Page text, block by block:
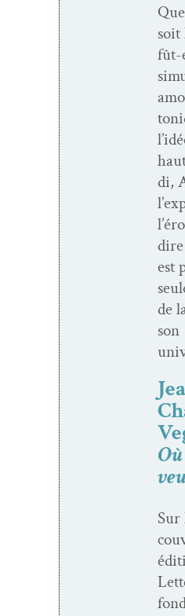
soit
fût-
di,
est
de
son
Sur